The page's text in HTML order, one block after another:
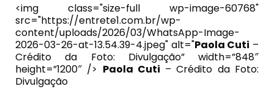
<img class="size-full wp-image-60768"
src="https://entrete1.com.br/wp-
content/uploads/2026/03/WhatsApp-Image-
2026-03-26-at-13.54.39-4.jpeg" alt="Paola Cuti –
Crédito da Foto: Divulgação” width=”848″
height=”1200″ /> Paola Cuti – Crédito da Foto:
Divulgação